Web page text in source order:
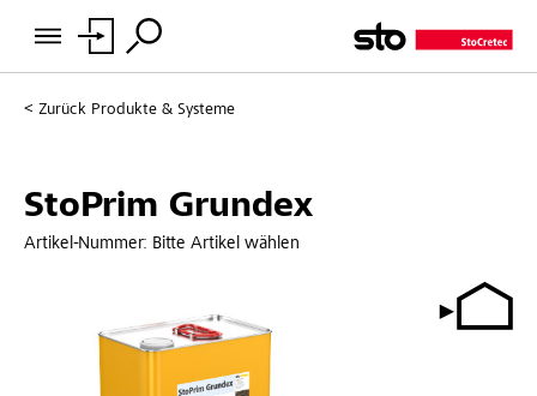
Zurück Produkte & Systeme
StoPrim Grundex
Artikel-Nummer: Bitte Artikel wählen